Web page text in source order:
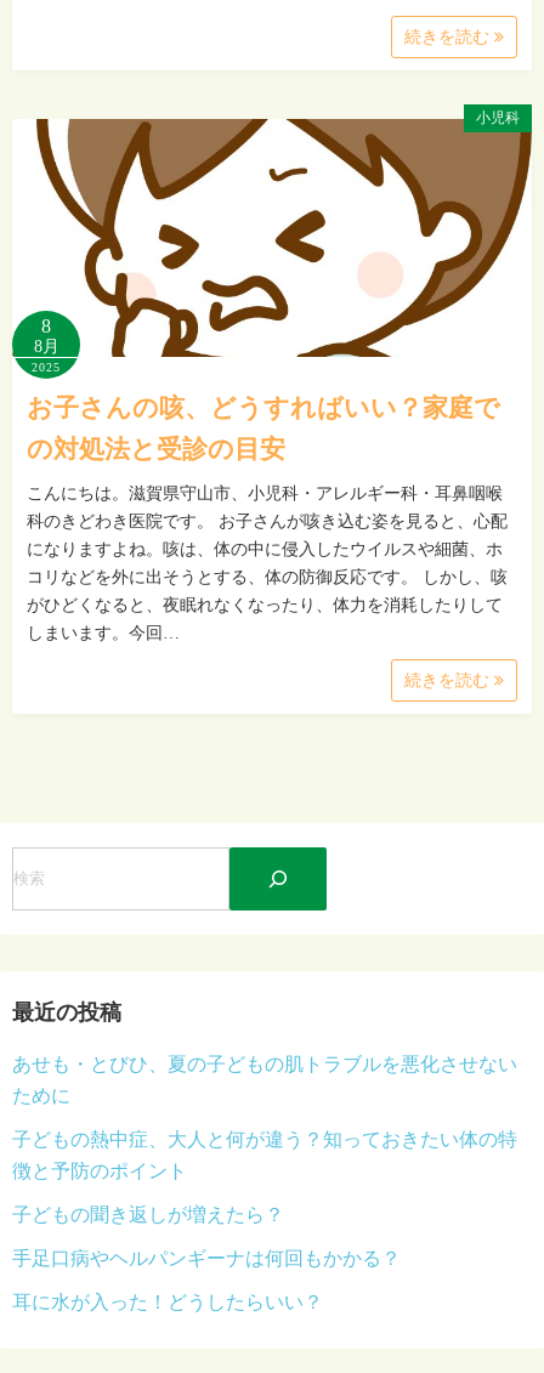
続きを読む
小児科
8
8月
2025
お子さんの咳、どうすればいい？家庭で
の対処法と受診の目安
こんにちは。滋賀県守山市、小児科・アレルギー科・耳鼻咽喉
科のきどわき医院です。 お子さんが咳き込む姿を見ると、心配
になりますよね。咳は、体の中に侵入したウイルスや細菌、ホ
コリなどを外に出そうとする、体の防御反応です。 しかし、咳
がひどくなると、夜眠れなくなったり、体力を消耗したりして
しまいます。今回…
続きを読む
索
最近の投稿
あせも・とびひ、夏の子どもの肌トラブルを悪化させない
ために
子どもの熱中症、大人と何が違う？知っておきたい体の特
徴と予防のポイント
子どもの聞き返しが増えたら？
手足口病やヘルパンギーナは何回もかかる？
耳に水が入った！どうしたらいい？